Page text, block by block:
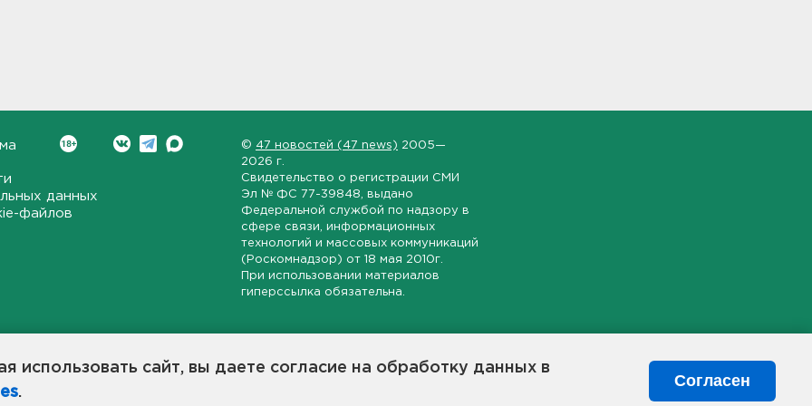
использовать сайт, вы даете согласие на обработку данных в
.
Согласен
данных
файлов
© 47 новостей (47 news) 2005—
2026 г.
Свидетельство о регистрации СМИ
Эл № ФС 77-39848 , выдано
Федеральной службой по надзору в
сфере связи, информационных
технологий и массовых коммуникаций
(Роскомнадзор) от 18 мая 2010г.
При использовании материалов
гиперссылка обязательна.
области, экономической и инвестиционной активности в регионе.
станет популярной и конструктивной площадкой для свободного
в 47-м регионе России.